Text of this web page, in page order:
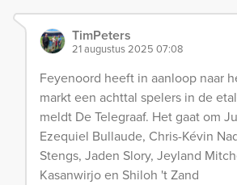
TimPeters
21 augustus 2025 07:08
Feyenoord heeft in aanloop naar
markt een achttal spelers in de
meldt De Telegraaf. Het gaat om
Ezequiel Bullaude, Chris-Kévin
Stengs, Jaden Slory, Jeyland
Kasanwirjo en Shiloh 't Zand